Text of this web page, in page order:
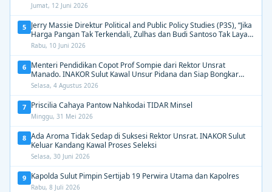
Jumat, 12 Juni 2026
5 Jerry Massie Direktur Political and Public Policy Studies (P3S), “Jika
Harga Pangan Tak Terkendali, Zulhas dan Budi Santoso Tak Layak
Dipertahankan”
Rabu, 10 Juni 2026
6 Menteri Pendidikan Copot Prof Sompie dari Rektor Unsrat
Manado. INAKOR Sulut Kawal Unsur Pidana dan Siap Bongkar
Aroma Busuk di Suksesi Rektor
Selasa, 4 Agustus 2026
7 Priscilia Cahaya Pantow Nahkodai TIDAR Minsel
Minggu, 31 Mei 2026
8 Ada Aroma Tidak Sedap di Suksesi Rektor Unsrat. INAKOR Sulut
Keluar Kandang Kawal Proses Seleksi
Selasa, 30 Juni 2026
9 Kapolda Sulut Pimpin Sertijab 19 Perwira Utama dan Kapolres
Rabu, 8 Juli 2026